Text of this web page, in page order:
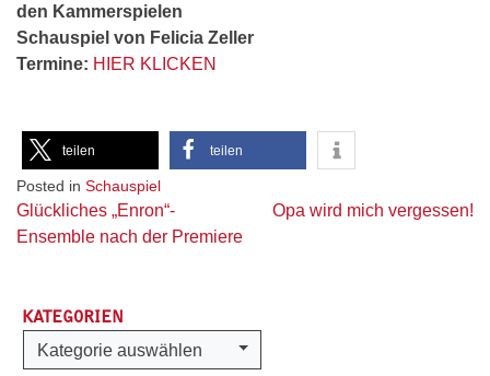
den Kammerspielen
Schauspiel von Felicia Zeller
Termine: HIER KLICKEN
teilen teilen
Posted in Schauspiel
Beitragsnavigation
Glückliches „Enron“-
Ensemble nach der Premiere
Opa wird mich vergessen!
KATEGORIEN
Kategorien
Kategorie auswählen